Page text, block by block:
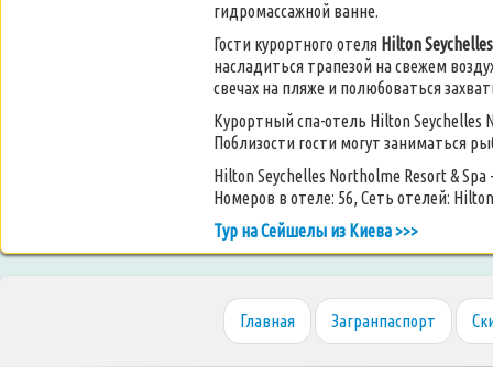
гидромассажной ванне.
Гости курортного отеля Hilton
насладиться трапезой на свежем
свечах на пляже и полюбоваться
Курортный спа-отель Hilton Seychelles
Поблизости гости могут заниматься
Hilton Seychelles Northolme Resort &
Номеров в отеле: 56, Сеть отелей:
Тур на Сейшелы из Киева >>>
Главная Загранпаспорт